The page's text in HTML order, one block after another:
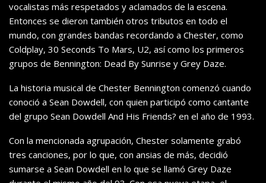
vocalistas más respetados y aclamados de la escena.
Entonces se dieron también otros tributos en todo el
mundo, con grandes bandas recordando a Chester, como
Coldplay, 30 Seconds To Mars, U2, así como los primeros
grupos de Bennington: Dead By Sunrise y Grey Daze.
La historia musical de Chester Bennington comenzó cuando
conoció a Sean Dowdell, con quien participó como cantante
del grupo Sean Dowdell And His Friends? en el año de 1993.
Con la mencionada agrupación, Chester solamente grabó
tres canciones, por lo que, con ansias de más, decidió
sumarse a Sean Dowdell en lo que se llamó Grey Daze